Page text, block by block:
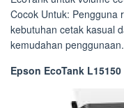
Cocok Untuk: Pengguna
kebutuhan cetak kasual
kemudahan penggunaan.
Epson EcoTank L15150